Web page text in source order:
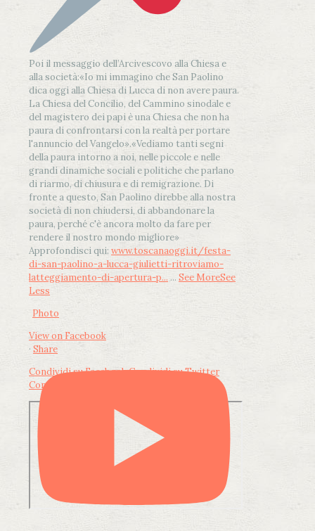
Poi il messaggio dell’Arcivescovo alla Chiesa e
alla società:«Io mi immagino che San Paolino
dica oggi alla Chiesa di Lucca di non avere paura.
La Chiesa del Concilio, del Cammino sinodale e
del magistero dei papi è una Chiesa che non ha
paura di confrontarsi con la realtà per portare
l'annuncio del Vangelo».«Vediamo tanti segni
della paura intorno a noi, nelle piccole e nelle
grandi dinamiche sociali e politiche che parlano
di riarmo, di chiusura e di remigrazione. Di
fronte a questo, San Paolino direbbe alla nostra
società di non chiudersi, di abbandonare la
paura, perché c'è ancora molto da fare per
rendere il nostro mondo migliore»
Approfondisci qui: www.toscanaoggi.it/festa-
di-san-paolino-a-lucca-giulietti-ritroviamo-
latteggiamento-di-apertura-p... ... See MoreSee
Less
Photo
View on Facebook
· Share
Condividi su FacebookCondividi su Twitter
Condividi su LinkedIn